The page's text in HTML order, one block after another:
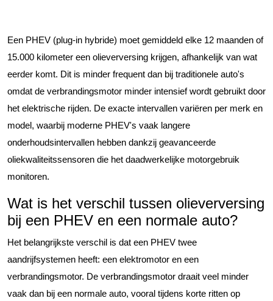
Een PHEV (plug-in hybride) moet gemiddeld elke 12 maanden of
15.000 kilometer een olieverversing krijgen, afhankelijk van wat
eerder komt. Dit is minder frequent dan bij traditionele auto's
omdat de verbrandingsmotor minder intensief wordt gebruikt door
het elektrische rijden. De exacte intervallen variëren per merk en
model, waarbij moderne PHEV's vaak langere
onderhoudsintervallen hebben dankzij geavanceerde
oliekwaliteitssensoren die het daadwerkelijke motorgebruik
monitoren.
Wat is het verschil tussen olieverversing
bij een PHEV en een normale auto?
Het belangrijkste verschil is dat een PHEV twee
aandrijfsystemen heeft: een elektromotor en een
verbrandingsmotor. De verbrandingsmotor draait veel minder
vaak dan bij een normale auto, vooral tijdens korte ritten op